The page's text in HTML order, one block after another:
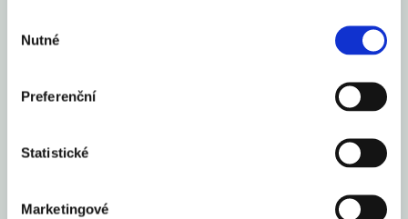
souhlasu
Nutné
Preferenční
Statistické
Marketingové
hranici 200 eur (4915 Kč) za megawatthodinu (MWh). Ceny
podle pozorovatelů táhne vzhůru zdražující zemní plyn. Poté, co